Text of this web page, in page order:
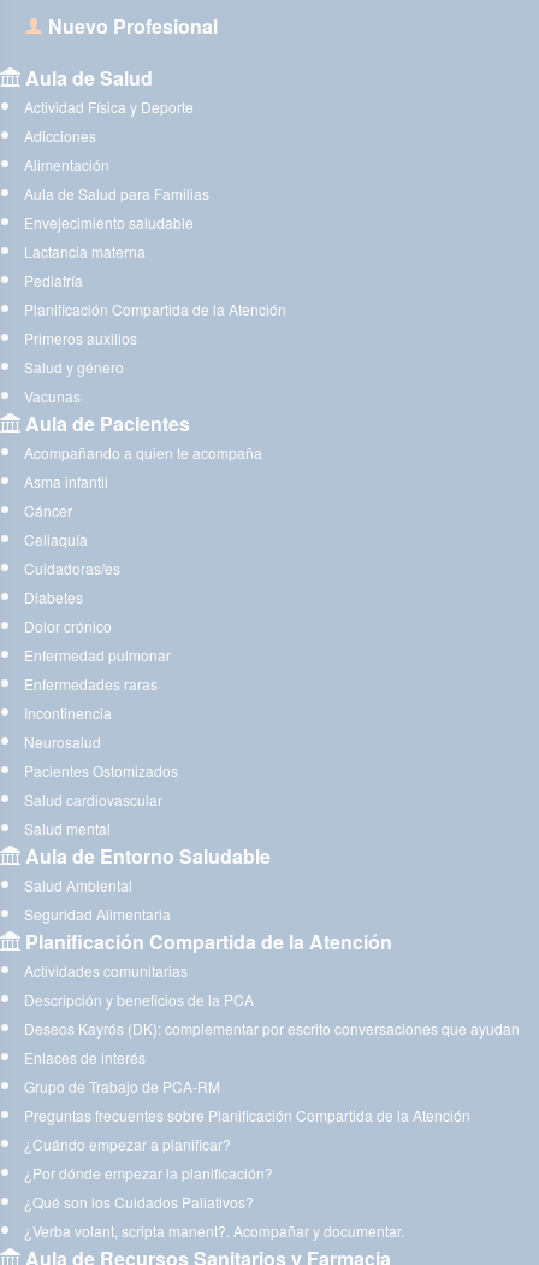
Nuevo Profesional
Aula de Salud
Actividad Física y Deporte
Adicciones
Alimentación
Aula de Salud para Familias
Envejecimiento saludable
Lactancia materna
Pediatría
Planificación Compartida de la Atención
Primeros auxilios
Salud y género
Vacunas
Aula de Pacientes
Acompañando a quien te acompaña
Asma infantil
Cáncer
Celiaquía
Cuidadoras/es
Diabetes
Dolor crónico
Enfermedad pulmonar
Enfermedades raras
Incontinencia
Neurosalud
Pacientes Ostomizados
Salud cardiovascular
Salud mental
Aula de Entorno Saludable
Salud Ambiental
Seguridad Alimentaria
Planificación Compartida de la Atención
Actividades comunitarias
Descripción y beneficios de la PCA
Deseos Kayrós (DK): complementar por escrito conversaciones que ayudan
Enlaces de interés
Grupo de Trabajo de PCA-RM
Preguntas frecuentes sobre Planificación Compartida de la Atención
¿Cuándo empezar a planificar?
¿Por dónde empezar la planificación?
¿Qué son los Cuidados Paliativos?
¿Verba volant, scripta manent?. Acompañar y documentar.
Aula de Recursos Sanitarios y Farmacia